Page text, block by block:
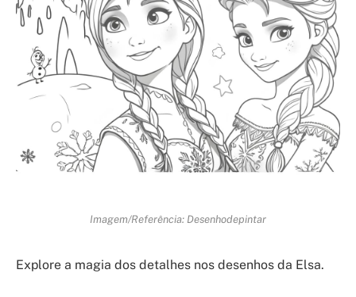
Imagem/Referência: Desenhodepintar
Explore a magia dos detalhes nos desenhos da Elsa.